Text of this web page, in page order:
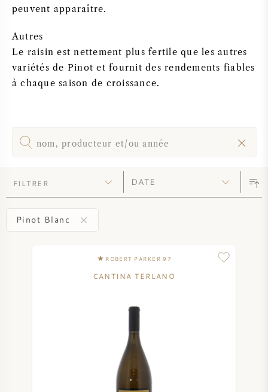
SAUVIGNON BLANC
SYRAH / SHIRAZ
peuvent apparaître.
Autres
Le raisin est nettement plus fertile que les autres
variétés de Pinot et fournit des rendements fiables
à chaque saison de croissance.
FILTRER
Pinot Blanc
ROBERT PARKER 97
CANTINA TERLANO